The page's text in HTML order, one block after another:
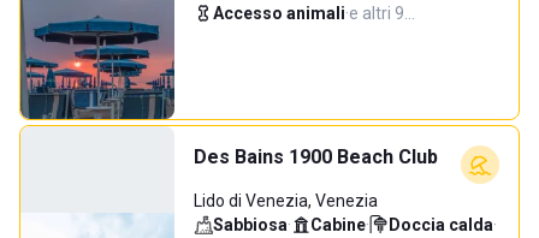
Accesso animali·e altri 9…
Des Bains 1900 Beach Club
Lido di Venezia, Venezia
Sabbiosa· Cabine· Doccia calda·